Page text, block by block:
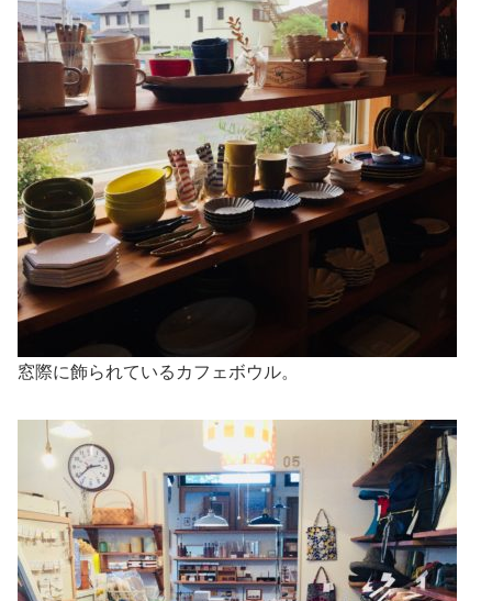
窓際に飾られているカフェボウル。